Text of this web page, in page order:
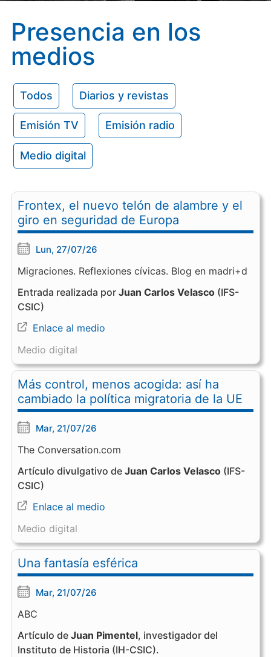
Presencia en los
medios
Todos Diarios y revistas
Emisión TV Emisión radio
Medio digital
Frontex, el nuevo telón de alambre y el
giro en seguridad de Europa
Lun, 27/07/26
Migraciones. Reflexiones cívicas. Blog en madri+d
Entrada realizada por Juan Carlos Velasco(IFS-
CSIC)
Enlace al medio
Medio digital
Más control, menos acogida: así ha
cambiado la política migratoria de la UE
Mar, 21/07/26
The Conversation.com
Artículo divulgativo de Juan Carlos Velasco(IFS-
CSIC)
Enlace al medio
Medio digital
Una fantasía esférica
Mar, 21/07/26
ABC
Artículo de Juan Pimentel, investigador del
Instituto de Historia (IH-CSIC).